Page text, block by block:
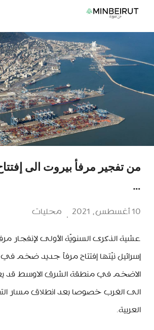
انتقل
من تفجير مرفأ بيروت الى
…
10 أغسطس، 2021 محليات
عشية الذكرى السنويّة الأولى لإنفجار
إسرائيل نيّتها إفتتاح مرفأ جديد ضخم
الاضخم في منطقة الشرق الاوسط قد
الى الغرب خصوصا بعد انطلاق مسار
العربية.